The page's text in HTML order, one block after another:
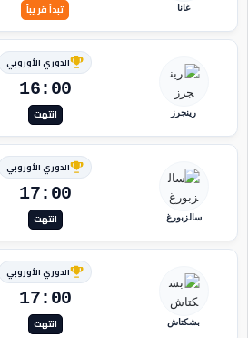
غانا تبدأ قريباً
رينجرز
الدوري الأوروبي
16:00
انتهت
سالزبورغ
الدوري الأوروبي
17:00
انتهت
بشكتاش
الدوري الأوروبي
17:00
انتهت